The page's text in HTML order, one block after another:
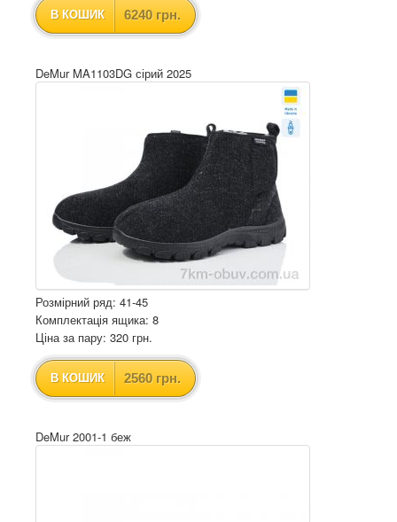
В КОШИК 6240 грн.
DeMur MA1103DG сірий 2025
Розмірний ряд: 41-45
Комплектація ящика: 8
Ціна за пару: 320 грн.
В КОШИК 2560 грн.
DeMur 2001-1 беж